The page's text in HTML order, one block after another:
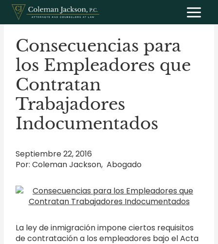
Saltar
contenido
Consecuencias para
los Empleadores que
Contratan
Trabajadores
Indocumentados
Septiembre 22, 2016
Por: Coleman Jackson, Abogado
La ley de inmigración impone ciertos requisitos
de contratación a los empleadores bajo el Acta